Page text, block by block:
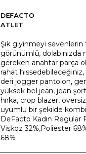
DEFACTO
ATLET
Şık giyinmeyi sevenlerin
görünümlü, dolabınızda
gereken anahtar parça
rahat hissedebileceğiniz,
deri jogger pantolon,
yüksek bel jean, jean
hırka, crop blazer,
uyumlu bir şekilde
DeFacto Kadın Regular
Viskoz 32%,Poliester
68%